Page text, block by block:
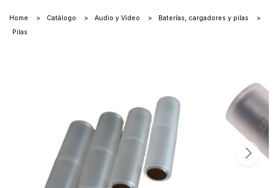
Home Catálogo Audio y Video
Baterías, cargadores y pilas
Pilas